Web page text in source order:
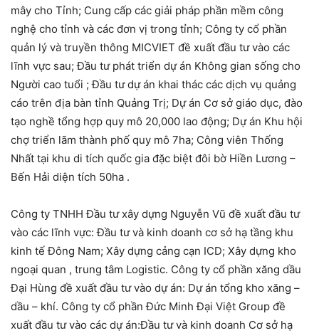
mây cho Tỉnh; Cung cấp các giải pháp phần mềm công
nghệ cho tỉnh và các đơn vị trong tỉnh; Công ty cổ phần
quản lý và truyền thông MICVIET đề xuất đầu tư vào các
lĩnh vực sau; Đầu tư phát triển dự án Không gian sống cho
Người cao tuổi ; Đầu tư dự án khai thác các dịch vụ quảng
cáo trên địa bàn tỉnh Quảng Trị; Dự án Cơ sở giáo dục, đào
tạo nghề tổng hợp quy mô 20,000 lao động; Dự án Khu hội
chợ triển lãm thành phố quy mô 7ha; Công viên Thống
Nhất tại khu di tích quốc gia đặc biệt đôi bờ Hiền Lương –
Bến Hải diện tích 50ha .
Công ty TNHH Đầu tư xây dựng Nguyễn Vũ đề xuất đầu tư
vào các lĩnh vực: Đầu tư và kinh doanh cơ sở hạ tầng khu
kinh tế Đông Nam; Xây dựng cảng cạn ICD; Xây dựng kho
ngoại quan , trung tâm Logistic. Công ty cổ phần xăng dầu
Đại Hùng đề xuất đầu tư vào dự án: Dự án tổng kho xăng –
dầu – khí. Công ty cổ phần Đức Minh Đại Việt Group đề
xuất đầu tư vào các dự án:Đầu tư và kinh doanh Cơ sở hạ